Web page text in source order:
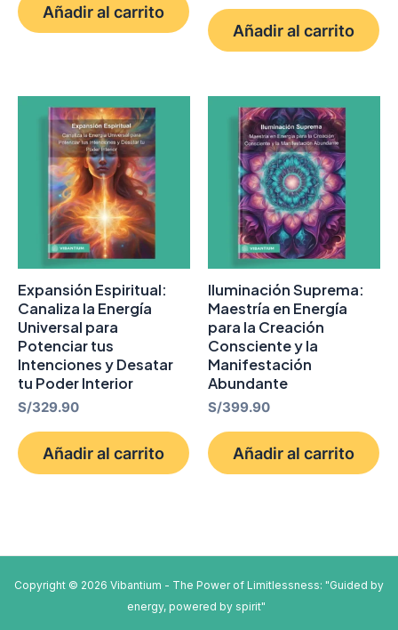
Añadir al carrito
Añadir al carrito
Expansión Espiritual:
Canaliza la Energía
Universal para
Potenciar tus
Intenciones y Desatar
tu Poder Interior
S/329.90
Añadir al carrito
Iluminación Suprema:
Maestría en Energía
para la Creación
Consciente y la
Manifestación
Abundante
S/399.90
Añadir al carrito
Copyright © 2026 Vibantium - The Power of Limitlessness: "Guided by
energy, powered by spirit"